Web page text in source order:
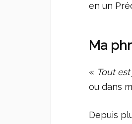
en un
Ma
« Tout
ou dans
Depuis